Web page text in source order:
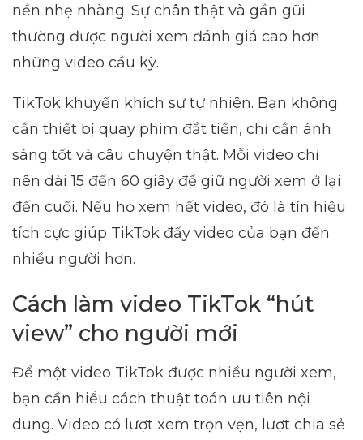
nền nhẹ nhàng. Sự chân thật và gần gũi
thường được người xem đánh giá cao hơn
những video cầu kỳ.
TikTok khuyến khích sự tự nhiên. Bạn không
cần thiết bị quay phim đắt tiền, chỉ cần ánh
sáng tốt và câu chuyện thật. Mỗi video chỉ
nên dài 15 đến 60 giây để giữ người xem ở lại
đến cuối. Nếu họ xem hết video, đó là tín hiệu
tích cực giúp TikTok đẩy video của bạn đến
nhiều người hơn.
Cách làm video TikTok “hút
view” cho người mới
Để một video TikTok được nhiều người xem,
bạn cần hiểu cách thuật toán ưu tiên nội
dung. Video có lượt xem trọn vẹn, lượt chia sẻ